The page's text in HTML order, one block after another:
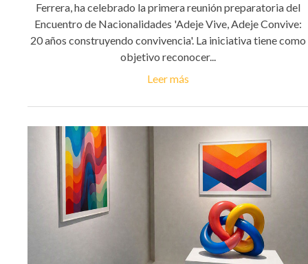
Ferrera, ha celebrado la primera reunión preparatoria del
Encuentro de Nacionalidades 'Adeje Vive, Adeje Convive:
20 años construyendo convivencia'. La iniciativa tiene como
objetivo reconocer...
Leer más